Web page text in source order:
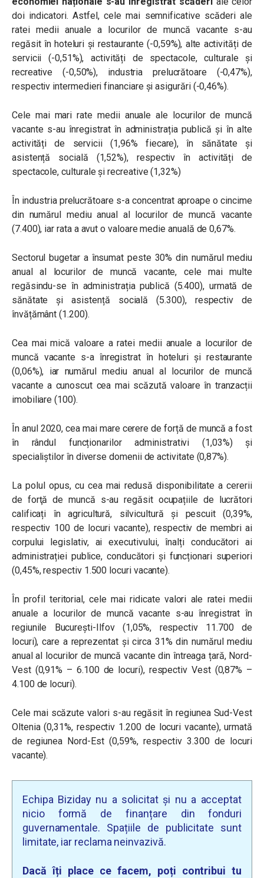
doi indicatori. Astfel, cele mai semnificative scăderi ale
ratei medii anuale a locurilor de muncă vacante s-au
regăsit în hoteluri și restaurante (-0,59%), alte activități de
servicii (-0,51%), activități de spectacole, culturale și
recreative (-0,50%), industria prelucrătoare (-0,47%),
respectiv intermedieri financiare și asigurări (-0,46%).
Cele mai mari rate medii anuale ale locurilor de muncă
vacante s-au înregistrat în administrația publică și în alte
activități de servicii (1,96% fiecare), în sănătate și
asistență socială (1,52%), respectiv în activități de
spectacole, culturale și recreative (1,32%)
În industria prelucrătoare s-a concentrat aproape o cincime
din numărul mediu anual al locurilor de muncă vacante
(7.400), iar rata a avut o valoare medie anuală de 0,67%.
Sectorul bugetar a însumat peste 30% din numărul mediu
anual al locurilor de muncă vacante, cele mai multe
regăsindu-se în administrația publică (5.400), urmată de
sănătate și asistență socială (5.300), respectiv de
învățământ (1.200).
Cea mai mică valoare a ratei medii anuale a locurilor de
muncă vacante s-a înregistrat în hoteluri și restaurante
(0,06%), iar numărul mediu anual al locurilor de muncă
vacante a cunoscut cea mai scăzută valoare în tranzacții
imobiliare (100).
În anul 2020, cea mai mare cerere de forță de muncă a fost
în rândul funcționarilor administrativi (1,03%) și
specialiștilor în diverse domenii de activitate (0,87%).
La polul opus, cu cea mai redusă disponibilitate a cererii
de forţă de muncă s-au regăsit ocupațiile de lucrători
calificați în agricultură, silvicultură și pescuit (0,39%,
respectiv 100 de locuri vacante), respectiv de membri ai
corpului legislativ, ai executivului, înalți conducători ai
administrației publice, conducători și funcționari superiori
(0,45%, respectiv 1.500 locuri vacante).
În profil teritorial, cele mai ridicate valori ale ratei medii
anuale a locurilor de muncă vacante s-au înregistrat în
regiunile Bucureşti-Ilfov (1,05%, respectiv 11.700 de
locuri), care a reprezentat și circa 31% din numărul mediu
anual al locurilor de muncă vacante din întreaga țară, Nord-
Vest (0,91% – 6.100 de locuri), respectiv Vest (0,87% –
4.100 de locuri).
Cele mai scăzute valori s-au regăsit în regiunea Sud-Vest
Oltenia (0,31%, respectiv 1.200 de locuri vacante), urmată
de regiunea Nord-Est (0,59%, respectiv 3.300 de locuri
vacante).
Echipa Biziday nu a solicitat și nu a acceptat
nicio formă de finanțare din fonduri
guvernamentale. Spațiile de publicitate sunt
limitate, iar reclama neinvazivă.
Dacă îți place ce facem, poți contribui tu